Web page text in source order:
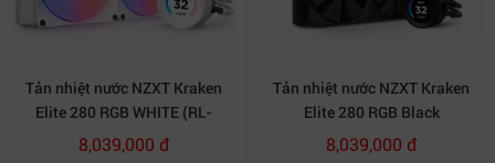
Tản nhiệt nước NZXT Kraken
Elite 280 RGB WHITE (RL-
KR28E-W1)
8,039,000 đ
Tản nhiệt nước NZXT Kraken
Elite 280 RGB Black
8,039,000 đ